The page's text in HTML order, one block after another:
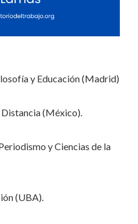
y Educación (Madrid)
(México).
y Ciencias de la
(UBA).